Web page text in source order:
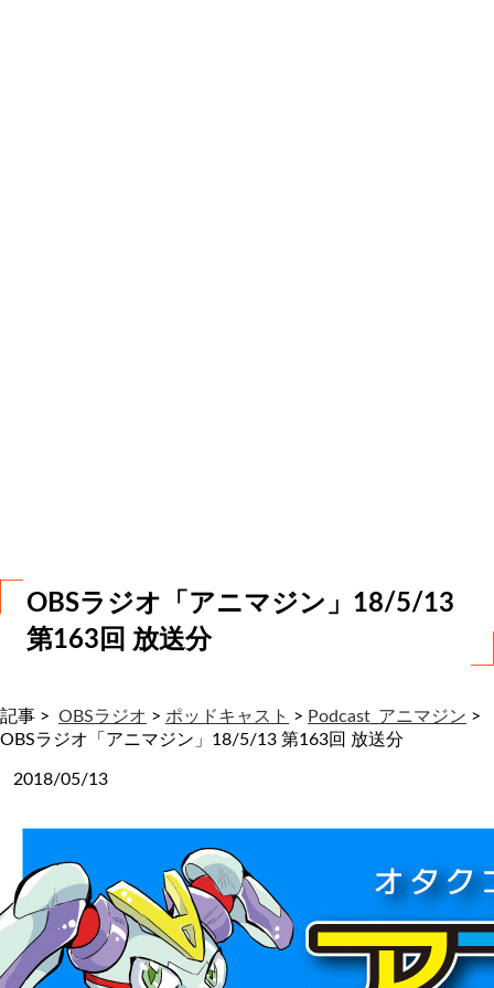
OBSラジオ「アニマジン」18/5/13
第163回 放送分
記事 > OBSラジオ > ポッドキャスト > Podcast_アニマジン >
OBSラジオ「アニマジン」18/5/13 第163回 放送分
2018/05/13